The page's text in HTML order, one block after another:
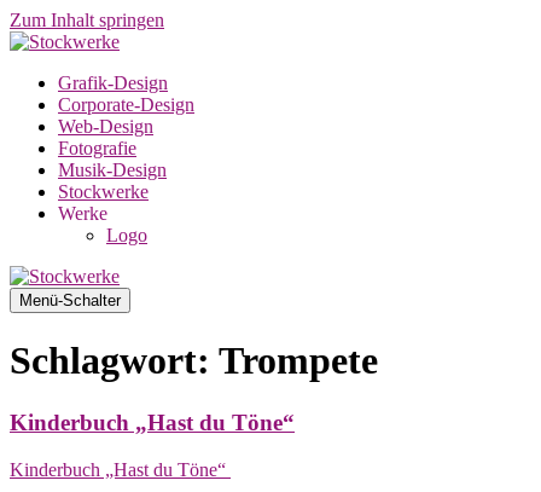
Zum Inhalt springen
Grafik-Design
Corporate-Design
Web-Design
Fotografie
Musik-Design
Stockwerke
Werke
Logo
Menü-Schalter
Schlagwort: Trompete
Kinderbuch „Hast du Töne“
Kinderbuch „Hast du Töne“